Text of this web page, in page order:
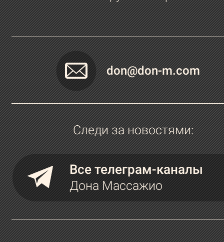
don@don-m.com
Следи за новостями:
Все телеграм-каналы
Дона Массажио